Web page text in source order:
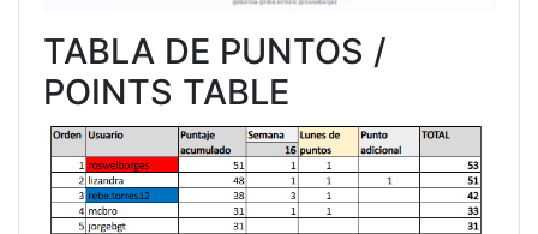
TABLA DE PUNTOS /
POINTS TABLE